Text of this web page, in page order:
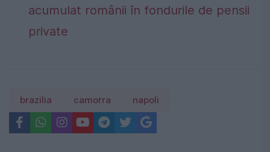
acumulat românii în fondurile de pensii
private
brazilia camorra napoli